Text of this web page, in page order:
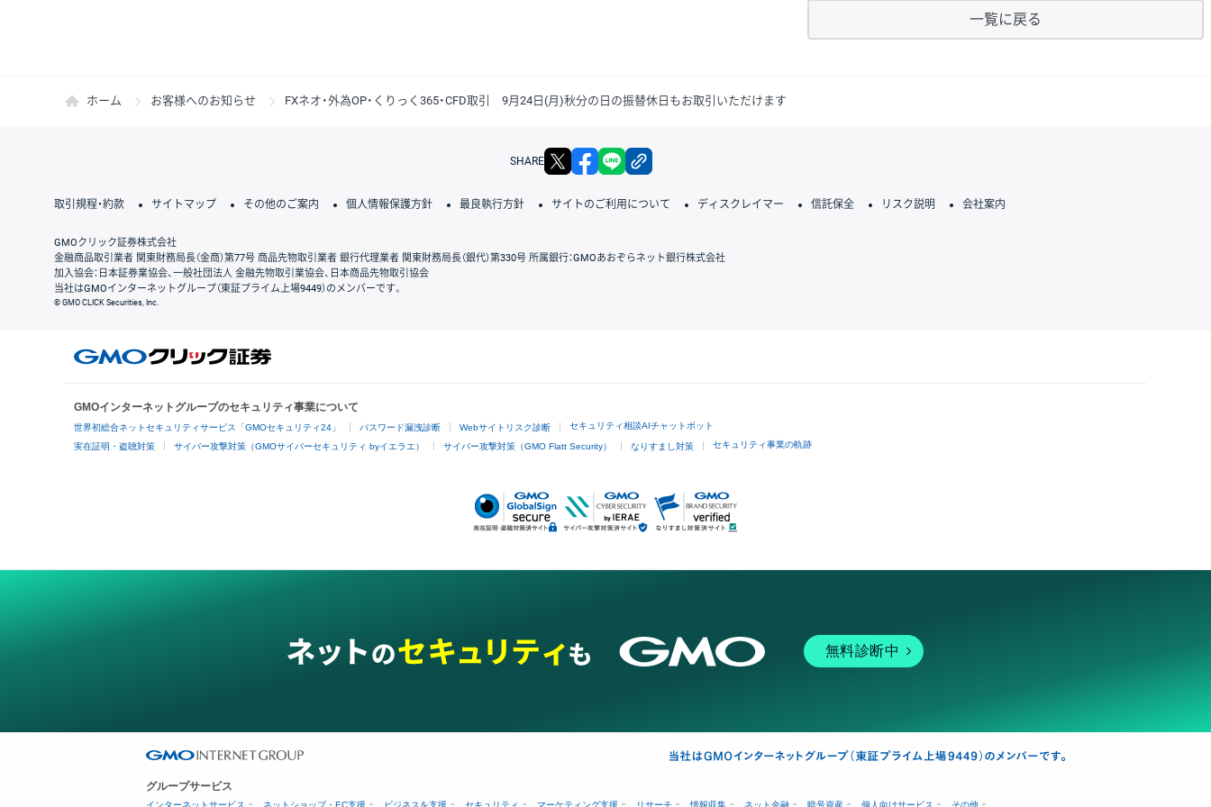
一覧に戻る
ホーム お客様へのお知らせ FXネオ・外為OP・くりっく365・CFD取引 9月24日(月)秋分の日の振替休日もお取引いただけます
SHARE X facebook
取引規程・約款 サイトマップ その他のご案内 個人情報保護方針 最良執行方針 サイトのご利用について ディスクレイマー 信託保全 リスク説明 会社案内
GMOクリック証券株式会社
金融商品取引業者 関東財務局長（金商）第77号 商品先物取引業者 銀行代理業者 関東財務局長（銀代）第330号 所属銀行：GMOあおぞらネット銀行株式会社
加入協会：日本証券業協会、一般社団法人 金融先物取引業協会、日本商品先物取引協会
当社はGMOインターネットグループ（東証プライム上場9449）のメンバーです。
© GMO CLICK Securities, Inc.
GMOインターネットグループのセキュリティ事業について
世界初総合ネットセキュリティサービス「GMOセキュリティ24」 パスワード漏洩診断 Webサイトリスク診断 セキュリティ相談AIチャットボット
実在証明・盗聴対策 サイバー攻撃対策（GMOサイバーセキュリティ byイエラエ） サイバー攻撃対策（GMO Flatt Security） なりすまし対策 セキュリティ事業の軌跡
無料診断中
グループサービス
インターネットサービス ネットショップ・EC支援 ビジネスを支援 セキュリティ マーケティング支援 リサーチ 情報収集 ネット金融 暗号資産 個人向けサービス その他